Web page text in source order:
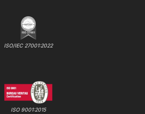
ISO/IEC 27001:2022
ISO 9001:2015